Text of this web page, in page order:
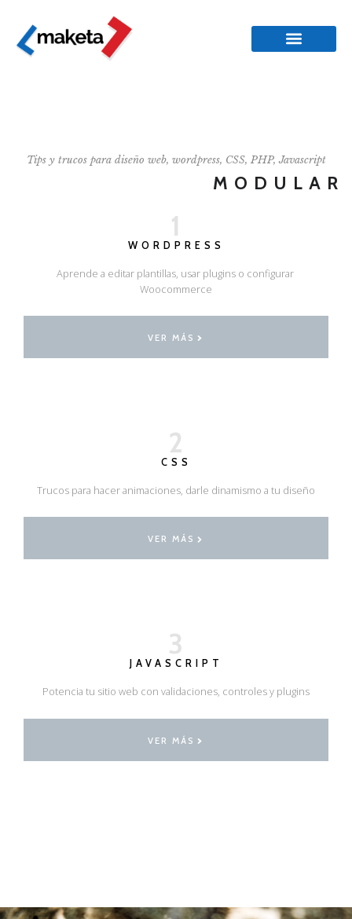
Tips y trucos para diseño web, wordpress, CSS, PHP, Javascript
MODULAR
1
WORDPRESS
Aprende a editar plantillas, usar plugins o configurar
Woocommerce
VER MÁS
2
CSS
Trucos para hacer animaciones, darle dinamismo a tu diseño
VER MÁS
3
JAVASCRIPT
Potencia tu sitio web con validaciones, controles y plugins
VER MÁS